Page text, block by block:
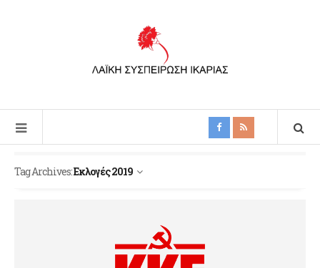
Tag Archives:Εκλογές 2019